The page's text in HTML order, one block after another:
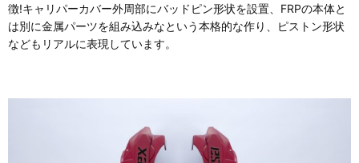
徴!キャリパーカバー外周部にバッドピン形状を設置、FRPの本体と
は別に金属パーツを組み込みなという本格的な作り、ピストン形状
などもリアルに表現しています。